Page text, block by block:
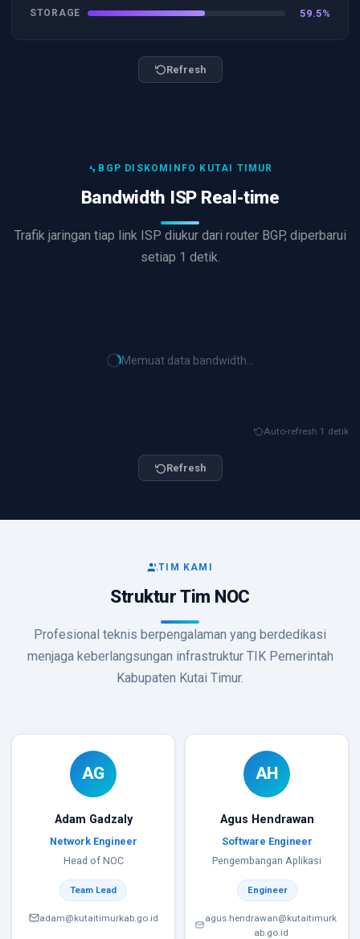
STORAGE 59.5%
Refresh
BGP DISKOMINFO KUTAI TIMUR
Bandwidth ISP Real-time
Trafik jaringan tiap link ISP diukur dari router BGP, diperbarui
setiap 1 detik.
Memuat data bandwidth...
Auto-refresh 1 detik
Refresh
TIM KAMI
Struktur Tim NOC
Profesional teknis berpengalaman yang berdedikasi
menjaga keberlangsungan infrastruktur TIK Pemerintah
Kabupaten Kutai Timur.
AG
Adam Gadzaly
Network Engineer
Head of NOC
Team Lead
adam@kutaitimurkab.go.id
AH
Agus Hendrawan
Software Engineer
Pengembangan Aplikasi
Engineer
agus.hendrawan@kutaitimurk
ab.go.id